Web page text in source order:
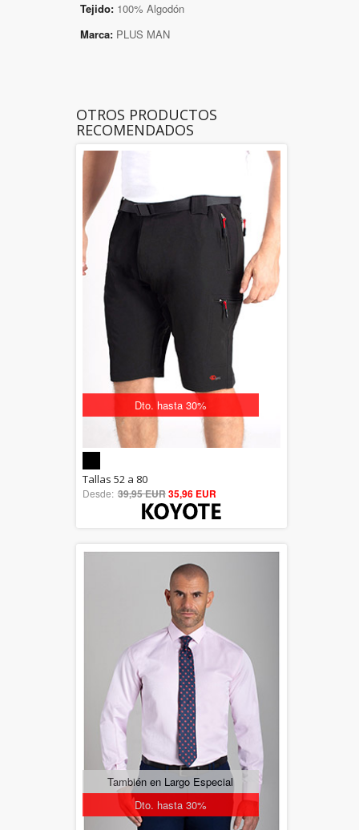
Tejido: 100% Algodón
Marca: PLUS MAN
OTROS PRODUCTOS
RECOMENDADOS
Dto. hasta 30%
out of 5
Tallas 52 a 80
Desde: 39,95 EUR35,96 EUR
Dto. hasta 30%
También en Largo Especial